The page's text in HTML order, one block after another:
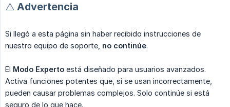
⚠️ Advertencia
Si llegó a esta página sin haber recibido instrucciones de
nuestro equipo de soporte, no continúe.
El Modo Experto está diseñado para usuarios avanzados.
Activa funciones potentes que, si se usan incorrectamente,
pueden causar problemas complejos. Solo continúe si está
seguro de lo que hace.